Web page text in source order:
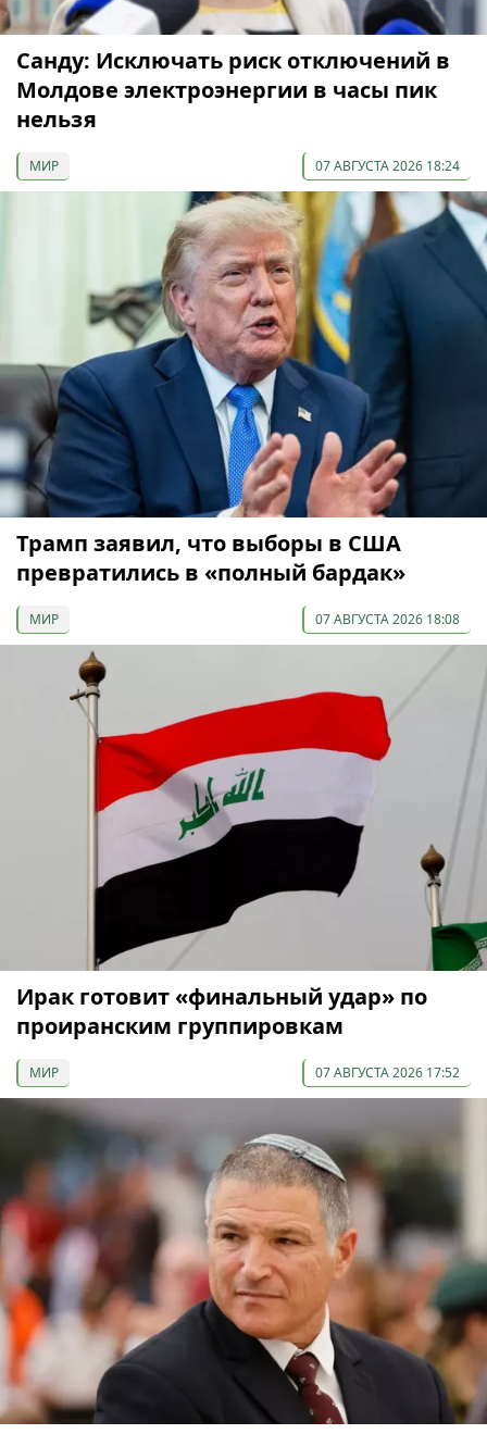
Санду: Исключать риск отключений в
Молдове электроэнергии в часы пик
нельзя
МИР 07 АВГУСТА 2026 18:24
Трамп заявил, что выборы в США
превратились в «полный бардак»
МИР 07 АВГУСТА 2026 18:08
Ирак готовит «финальный удар» по
проиранским группировкам
МИР 07 АВГУСТА 2026 17:52